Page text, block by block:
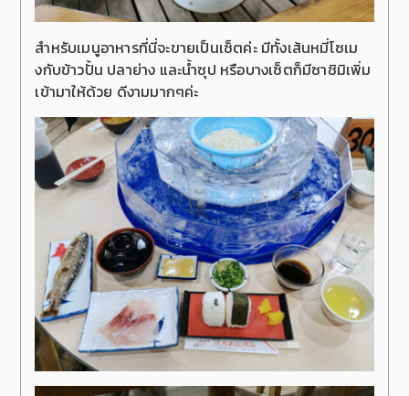
สำหรับเมนูอาหารที่นี่จะขายเป็นเซ็ตค่ะ มีทั้งเส้นหมี่โซเม
งกับข้าวปั้น ปลาย่าง และน้ำซุป หรือบางเซ็ตก็มีซาชิมิเพิ่ม
เข้ามาให้ด้วย ดีงามมากๆค่ะ